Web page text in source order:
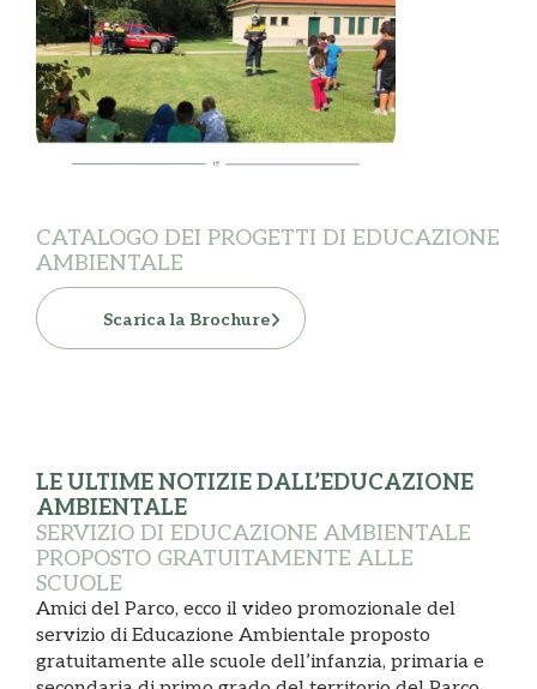
CATALOGO DEI PROGETTI DI EDUCAZIONE
AMBIENTALE
Scarica la Brochure
LE ULTIME NOTIZIE DALL’EDUCAZIONE
AMBIENTALE
SERVIZIO DI EDUCAZIONE AMBIENTALE
PROPOSTO GRATUITAMENTE ALLE
SCUOLE
Amici del Parco, ecco il video promozionale del
servizio di Educazione Ambientale proposto
gratuitamente alle scuole dell’infanzia, primaria e